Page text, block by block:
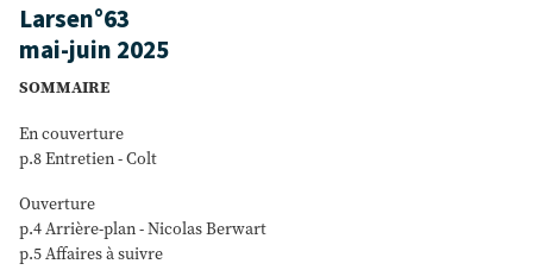
Larsen°63
mai-juin 2025
SOMMAIRE
En couverture
p.8 Entretien - Colt
Ouverture
p.4 Arrière-plan - Nicolas Berwart
p.5 Affaires à suivre